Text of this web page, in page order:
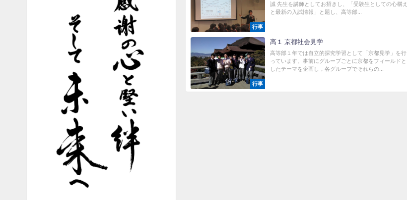
行事
誠 先生を講師としてお招きし、「受験生としての心構え
と最新の入試情報」と題し、高等部...
行事
高１ 京都社会見学
高等部１年では自立的探究学習として「京都見学」を行
っています。事前にグループごとに京都をフィールドと
したテーマを企画し，各グループでそれらの...